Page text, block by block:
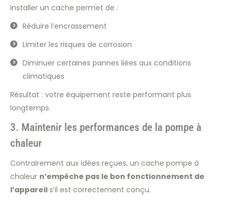
Installer un cache permet de :
Réduire l’encrassement
Limiter les risques de corrosion
Diminuer certaines pannes liées aux conditions
climatiques
Résultat : votre équipement reste performant plus
longtemps.
3. Maintenir les performances de la pompe à
chaleur
Contrairement aux idées reçues, un cache pompe à
chaleur n’empêche pas le bon fonctionnement de
l’appareil s’il est correctement conçu.